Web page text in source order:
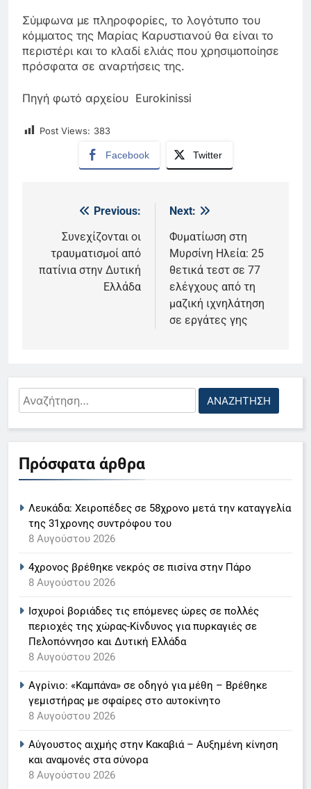
Σύμφωνα με πληροφορίες, το λογότυπο του
κόμματος της Μαρίας Καρυστιανού θα είναι το
περιστέρι και το κλαδί ελιάς που χρησιμοποίησε
πρόσφατα σε αναρτήσεις της.
Πηγή φωτό αρχείου Eurokinissi
Post Views: 383
Facebook Twitter
Πλοήγηση
άρθρων
Previous:
Συνεχίζονται οι
τραυματισμοί από
πατίνια στην Δυτική
Ελλάδα
Next:
Φυματίωση στη
Μυρσίνη Ηλεία: 25
θετικά τεστ σε 77
ελέγχους από τη
μαζική ιχνηλάτηση
σε εργάτες γης
Αναζήτηση
για:
Πρόσφατα άρθρα
Λευκάδα: Χειροπέδες σε 58χρονο μετά την καταγγελία
της 31χρονης συντρόφου του
8 Αυγούστου 2026
4χρονος βρέθηκε νεκρός σε πισίνα στην Πάρο
8 Αυγούστου 2026
Ισχυροί βοριάδες τις επόμενες ώρες σε πολλές
περιοχές της χώρας-Κίνδυνος για πυρκαγιές σε
Πελοπόννησο και Δυτική Ελλάδα
8 Αυγούστου 2026
Αγρίνιο: «Καμπάνα» σε οδηγό για μέθη – Βρέθηκε
γεμιστήρας με σφαίρες στο αυτοκίνητο
8 Αυγούστου 2026
Αύγουστος αιχμής στην Κακαβιά – Αυξημένη κίνηση
και αναμονές στα σύνορα
8 Αυγούστου 2026
5
«τιμόνι» του κεντρικού δελτίου
ειδήσεων της ΕΡΤ
LIFESTYLE-MEDIA
6
LIFESTYLE-MEDIA
7
Τέλος από τον ΑΝΤ1 ο
Παναγιώτης Στάθης
8
Times μαζί σε μια νέα
συνδρομητική πρόταση
LIFESTYLE-MEDIA